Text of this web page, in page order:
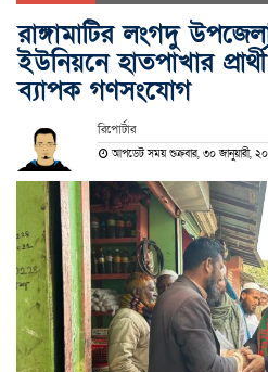
রাঙ্গামাটির লংগদু
ইউনিয়নে হাতপাখার
ব্যাপক গণসংযোগ
রিপোর্টার
আপডেট সময় শুক্রবার, ৩০ জানুয়ারী,